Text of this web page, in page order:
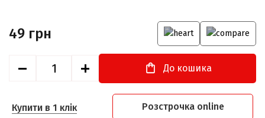
49 грн
До кошика
Купити в 1 клік Розстрочка online